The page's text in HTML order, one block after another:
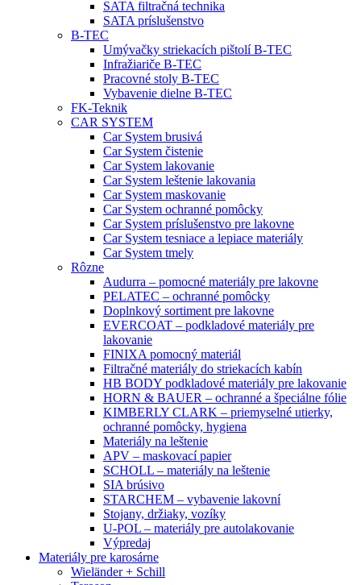
SATA filtračná technika
SATA príslušenstvo
B-TEC
Umývačky striekacích pištolí B-TEC
Infražiariče B-TEC
Pracovné stoly B-TEC
Vybavenie dielne B-TEC
FK-Teknik
CAR SYSTEM
Car System brusivá
Car System čistenie
Car System lakovanie
Car System leštenie lakovania
Car System maskovanie
Car System ochranné pomôcky
Car System príslušenstvo pre lakovne
Car System tesniace a lepiace materiály
Car System tmely
Rôzne
Audurra – pomocné materiály pre lakovne
PELATEC – ochranné pomôcky
Doplnkový sortiment pre lakovne
EVERCOAT – podkladové materiály pre
lakovanie
FINIXA pomocný materiál
Filtračné materiály do striekacích kabín
HB BODY podkladové materiály pre lakovanie
HORN & BAUER – ochranné a špeciálne fólie
KIMBERLY CLARK – priemyselné utierky,
ochranné pomôcky, hygiena
Materiály na leštenie
APV – maskovací papier
SCHOLL – materiály na leštenie
SIA brúsivo
STARCHEM – vybavenie lakovní
Stojany, držiaky, vozíky
U-POL – materiály pre autolakovanie
Výpredaj
Materiály pre karosárne
Wieländer + Schill